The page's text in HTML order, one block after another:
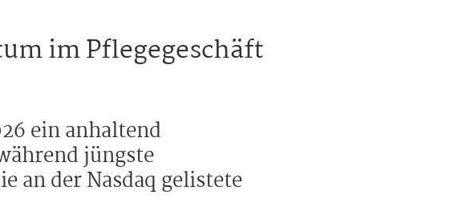
im Pflegegeschäft
ein anhaltend
jüngste
an der Nasdaq gelistete